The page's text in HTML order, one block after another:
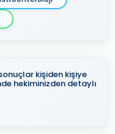
kişiden kişiye
hekiminizden detaylı